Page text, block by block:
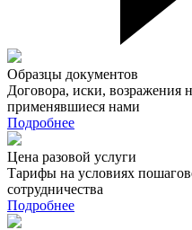
Образцы документов
Договора, иски, возражения
применявшиеся нами
Подробнее
Цена разовой услуги
Тарифы на условиях
сотрудничества
Подробнее